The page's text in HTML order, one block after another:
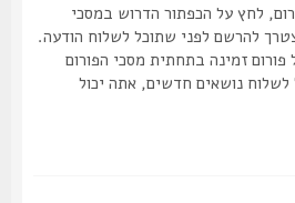
על הכפתור הדרוש במסכי
להרשם לפני שתוכל לשלוח הודעה.
זמינה בתחתית מסכי הפורום
נושאים חדשים, אתה יכול